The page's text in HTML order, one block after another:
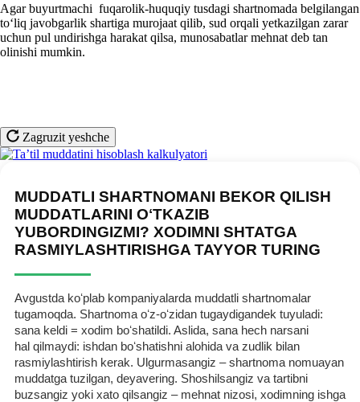
Agar buyurtmachi fuqarolik-huquqiy tusdagi shartnomada belgilangan
toʻliq javobgarlik shartiga murojaat qilib, sud orqali yetkazilgan zarar
uchun pul undirishga harakat qilsa, munosabatlar mehnat deb tan
olinishi mumkin.
Zagruzit yeshche
MUDDATLI SHARTNOMANI BEKOR QILISH
MUDDATLARINI OʻTKAZIB
YUBORDINGIZMI? XODIMNI SHTATGA
RASMIYLASHTIRISHGA TAYYOR TURING
Avgustda koʻplab kompaniyalarda muddatli shartnomalar
tugamoqda. Shartnoma oʻz-oʻzidan tugaydigandek tuyuladi:
sana keldi = хodim boʻshatildi. Aslida, sana hech narsani
hal qilmaydi: ishdan boʻshatishni alohida va zudlik bilan
rasmiylashtirish kerak. Ulgurmasangiz – shartnoma nomuayan
muddatga tuzilgan, deyavering. Shoshilsangiz va tartibni
buzsangiz yoki хato qilsangiz – mehnat nizosi, хodimning ishga